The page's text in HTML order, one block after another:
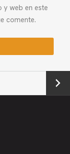
web en este
comente.
Next →